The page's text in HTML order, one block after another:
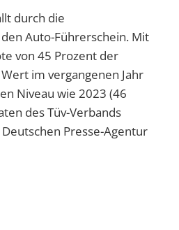
durch die
Auto-Führerschein. Mit
von 45 Prozent der
im vergangenen Jahr
Niveau wie 2023 (46
des Tüv-Verbands
Presse-Agentur